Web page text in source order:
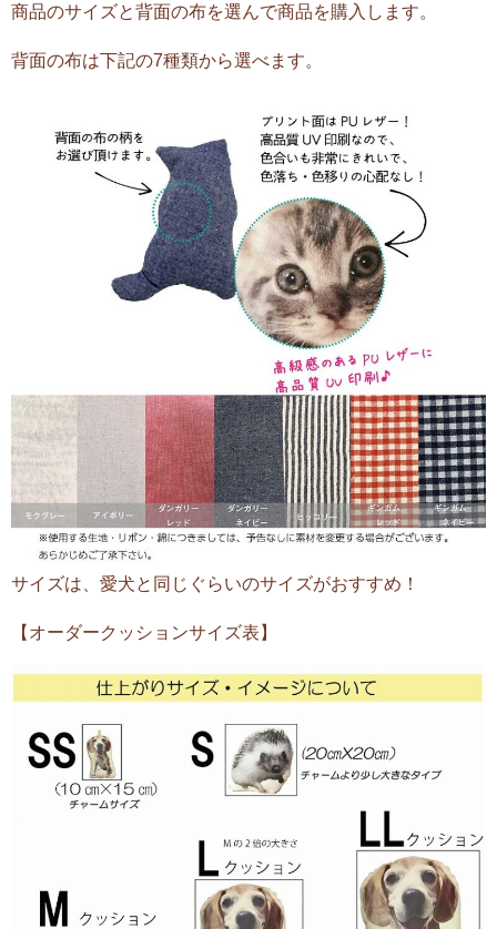
商品のサイズと背面の布を選んで商品を購入します。
背面の布は下記の7種類から選べます。
サイズは、愛犬と同じぐらいのサイズがおすすめ！
【オーダークッションサイズ表】